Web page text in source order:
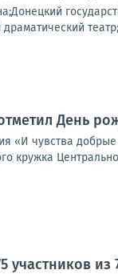
День
«И чувства
кружка
из